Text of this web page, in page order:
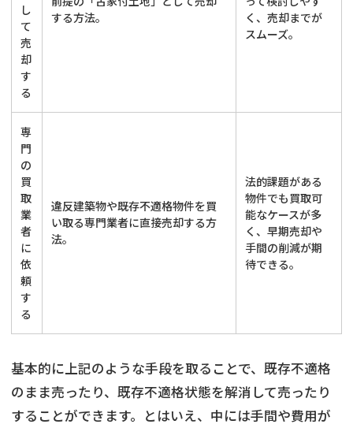
し
て
売
却
す
る
する方法。
く、売却までが
スムーズ。
専
門
の
買
取
業
者
に
依
頼
す
る
違反建築物や既存不適格物件を買
い取る専門業者に直接売却する方
法。
法的課題がある
物件でも買取可
能なケースが多
く、早期売却や
手間の削減が期
待できる。
基本的に上記のような手段を取ることで、既存不適格
のまま売ったり、既存不適格状態を解消して売ったり
することができます。とはいえ、中には手間や費用が